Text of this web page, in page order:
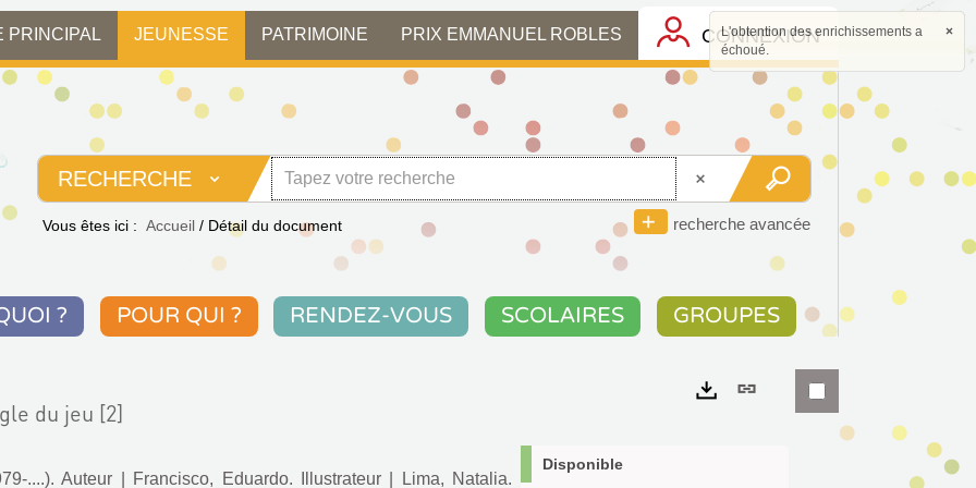
PRINCIPAL JEUNESSE PATRIMOINE PRIX EMMANUEL ROBLES CONNEXION
RECHERCHE
recherche avancée
Vous êtes ici : Accueil / Détail du document
? POUR QUI ? RENDEZ-VOUS SCOLAIRES GROUPES
du jeu [2]
....). Auteur
Francisco, Eduardo. Illustrateur
Lima, Natalia.
Lien
permanent
Disponible
×
L'obtention des enrichissements a
échoué.